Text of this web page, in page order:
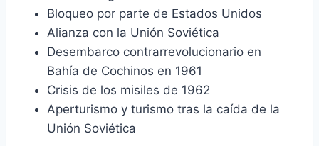
Bloqueo por parte de Estados Unidos
Alianza con la Unión Soviética
Desembarco contrarrevolucionario en
Bahía de Cochinos en 1961
Crisis de los misiles de 1962
Aperturismo y turismo tras la caída de la
Unión Soviética